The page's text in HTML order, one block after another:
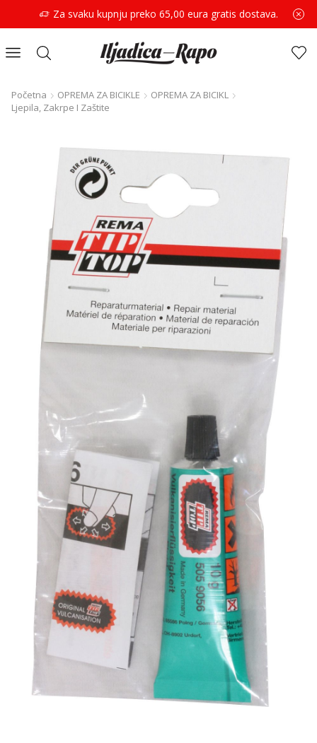
Za svaku kupnju preko 65,00 eura gratis dostava.
Početna OPREMA ZA BICIKLE
OPREMA ZA BICIKL
Ljepila, Zakrpe I Zaštite